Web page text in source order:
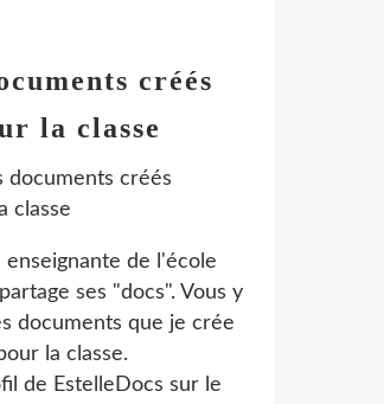
créés
la classe
enseignante de l'école
ses "docs". Vous y
documents que je crée
la classe.
de EstelleDocs sur le